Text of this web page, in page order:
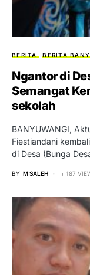
BERITA BERITA
Ngantor di
Semangat
sekolah
BANYUWANGI,
Fiestiandani
di Desa (Bunga
BY M SALEH 187